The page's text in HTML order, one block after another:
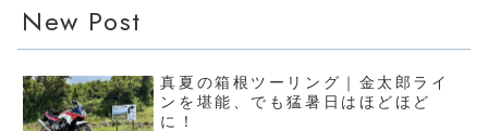
New Post
真夏の箱根ツーリング｜金太郎ライ
ンを堪能、でも猛暑日はほどほど
に！